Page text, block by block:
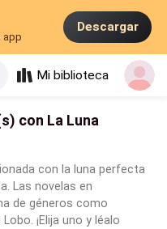
app
Descargar
Mi biblioteca
con La Luna
con la luna perfecta
Las novelas en
de géneros como
¡Elija uno y léalo